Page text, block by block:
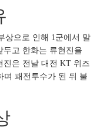
상으로 인해 1군에서 말
두고 한화는 류현진을
진은 전날 대전 KT 위즈
며 패전투수가 된 뒤 불